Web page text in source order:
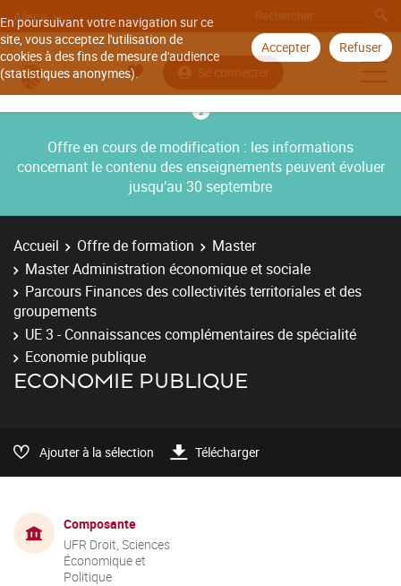
En poursuivant votre navigation sur ce
site, vous acceptez l'utilisation de
cookies à des fins de mesure d'audience
(statistiques anonymes).
Accepter Refuser
Aller à
Se connecter
Offre en cours de modification : les informations
concernant le contenu des enseignements peuvent évoluer
jusqu’au 30 septembre
Accueil Offre de formation
Master
Master Administration économique et sociale
Parcours Finances des collectivités territoriales et des
groupements
UE 3 - Connaissances complémentaires de spécialité
Economie publique
ECONOMIE PUBLIQUE
Ajouter à la sélection Télécharger
Composante
UFR Droit, Sciences
Économique et
Politique